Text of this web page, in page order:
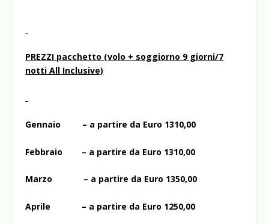
PREZZI pacchetto (volo + soggiorno 9 giorni/7
notti All Inclusive)
Gennaio – a partire da Euro 1310,00
Febbraio – a partire da Euro 1310,00
Marzo – a partire da Euro 1350,00
Aprile – a partire da Euro 1250,00